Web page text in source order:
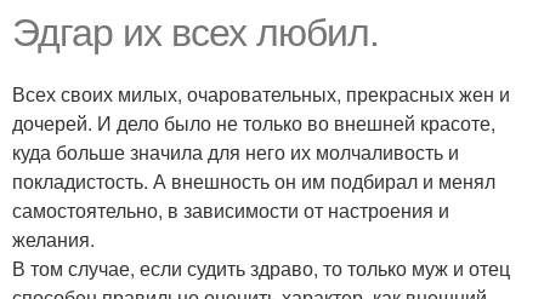
Эдгар их всех любил.
Всех своих милых, очаровательных, прекрасных жен и
дочерей. И дело было не только во внешней красоте,
куда больше значила для него их молчаливость и
покладистость. А внешность он им подбирал и менял
самостоятельно, в зависимости от настроения и
желания.
В том случае, если судить здраво, то только муж и отец